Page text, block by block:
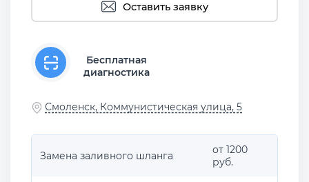
Оставить заявку
Бесплатная
диагностика
Смоленск, Коммунистическая улица, 5
Замена заливного шланга
от 1200
руб.